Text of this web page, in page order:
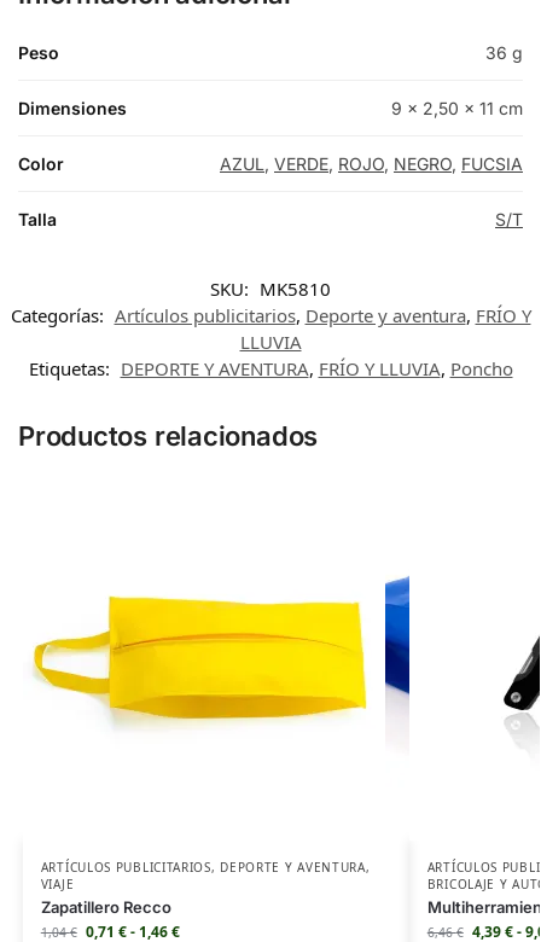
Peso 36 g
Dimensiones 9 × 2,50 × 11 cm
Color AZUL, VERDE, ROJO, NEGRO, FUCSIA
Talla S/T
SKU: MK5810
Categorías: Artículos publicitarios, Deporte y aventura, FRÍO Y
LLUVIA
Etiquetas: DEPORTE Y AVENTURA, FRÍO Y LLUVIA, Poncho
Productos relacionados
ARTÍCULOS PUBLICITARIOS, DEPORTE Y AVENTURA,
VIAJE
Zapatillero Recco
1,04€ 0,71 €- 1,46€
ARTÍCULOS
BRICOLAJE Y
6,46€ 4,39€-